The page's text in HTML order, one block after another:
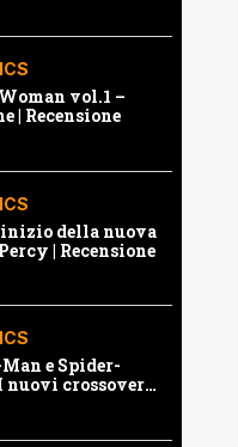
vol.1 –
| Recensione
della nuova
| Recensione
e Spider-
nuovi crossover